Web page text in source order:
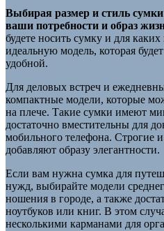
Выбирая размер и стиль
ваши потребности и образ
будете носить сумку и для
идеальную модель, которая
удобной.
Для деловых встреч и
компактные модели, которые
на плече. Такие сумки имеют
достаточно вместительны для
мобильного телефона. Строгие
добавляют образу элегантности.
Если вам нужна сумка для
нужд, выбирайте модели
ношения в городе, а также
ноутбуков или книг. В этом
несколькими карманами для